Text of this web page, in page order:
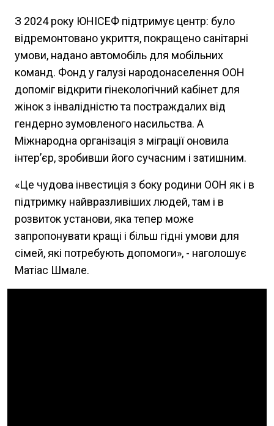
З 2024 року ЮНІСЕФ підтримує центр: було
відремонтовано укриття, покращено санітарні
умови, надано автомобіль для мобільних
команд. Фонд у галузі народонаселення ООН
допоміг відкрити гінекологічний кабінет для
жінок з інвалідністю та постраждалих від
гендерно зумовленого насильства. А
Міжнародна організація з міграції оновила
інтер’єр, зробивши його сучасним і затишним.
«Це чудова інвестиція з боку родини ООН як і в
підтримку найвразливіших людей, там і в
розвиток установи, яка тепер може
запропонувати кращі і більш гідні умови для
сімей, які потребують допомоги», - наголошує
Матіас Шмале.